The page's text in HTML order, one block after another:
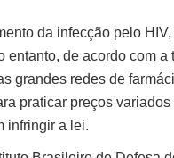
da infecção pelo
entanto, de acordo com a
grandes redes de
praticar preços variados
infringir a lei.